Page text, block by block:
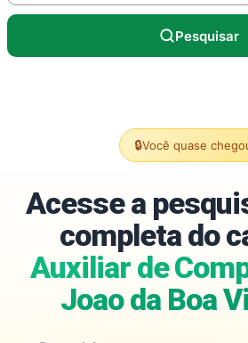
Pesquisar
🔒Você quase
Acesse a
completa do
Auxiliar de
Joao da Boa